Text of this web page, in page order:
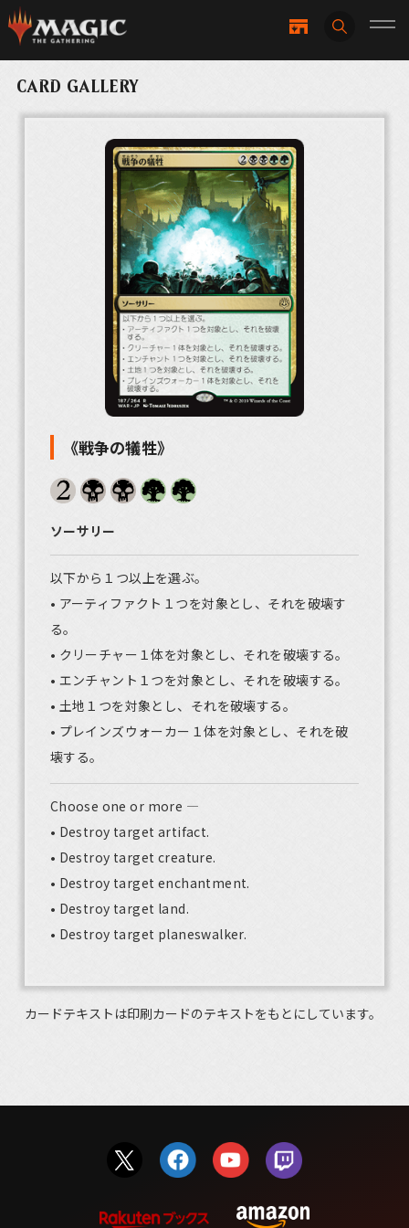
CARD GALLERY
《戦争の犠牲》
ソーサリー
以下から１つ以上を選ぶ。
• アーティファクト１つを対象とし、それを破壊す
る。
• クリーチャー１体を対象とし、それを破壊する。
• エンチャント１つを対象とし、それを破壊する。
• 土地１つを対象とし、それを破壊する。
• プレインズウォーカー１体を対象とし、それを破
壊する。
Choose one or more —
• Destroy target artifact.
• Destroy target creature.
• Destroy target enchantment.
• Destroy target land.
• Destroy target planeswalker.
カードテキストは印刷カードのテキストをもとにしています。